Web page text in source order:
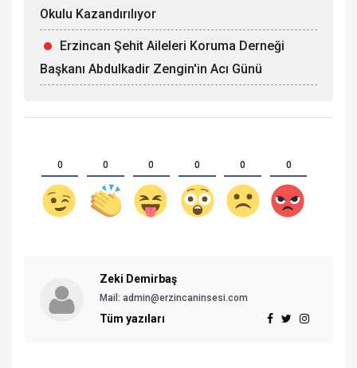
Okulu Kazandırılıyor
Erzincan Şehit Aileleri Koruma Derneği
Başkanı Abdulkadir Zengin'in Acı Günü
0 0 0 0 0 0
Zeki Demirbaş
Mail: admin@erzincaninsesi.com
Tüm yazıları